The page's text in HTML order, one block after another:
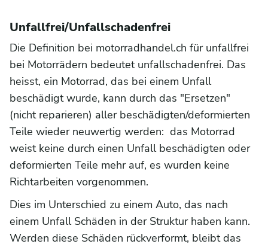
Unfallfrei/Unfallschadenfrei
Die Definition bei motorradhandel.ch für unfallfrei
bei Motorrädern bedeutet unfallschadenfrei. Das
heisst, ein Motorrad, das bei einem Unfall
beschädigt wurde, kann durch das "Ersetzen"
(nicht reparieren) aller beschädigten/deformierten
Teile wieder neuwertig werden: das Motorrad
weist keine durch einen Unfall beschädigten oder
deformierten Teile mehr auf, es wurden keine
Richtarbeiten vorgenommen.
Dies im Unterschied zu einem Auto, das nach
einem Unfall Schäden in der Struktur haben kann.
Werden diese Schäden rückverformt, bleibt das